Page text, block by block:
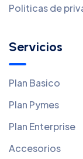
Politicas de
Servicios
Plan Basico
Plan Pymes
Plan Enterprise
Accesorios